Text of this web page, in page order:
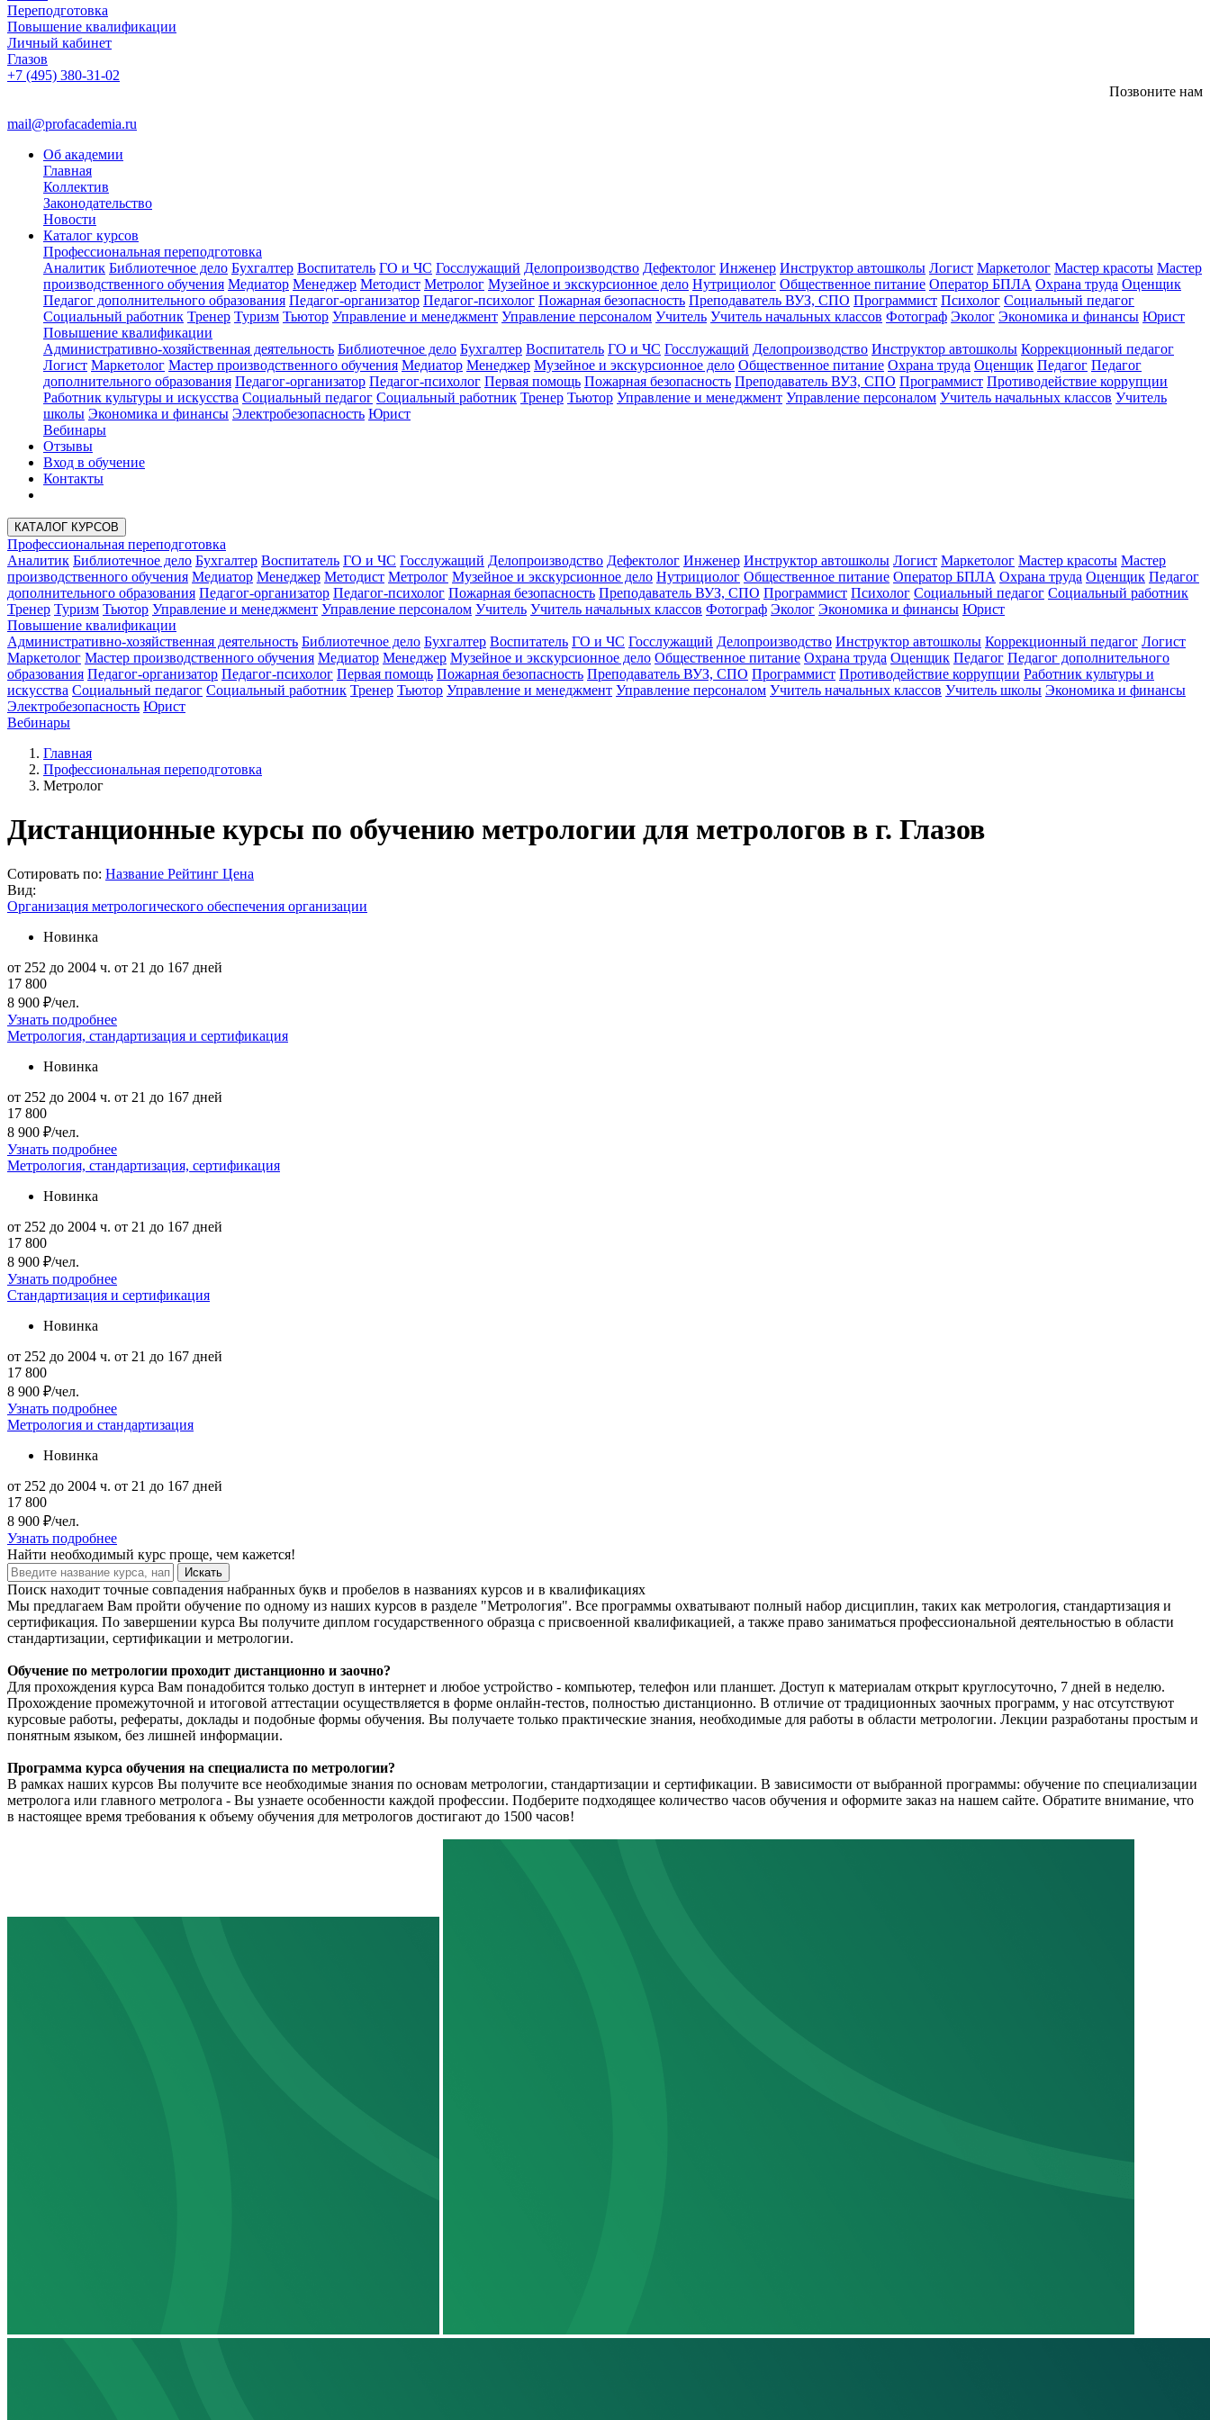
Переподготовка
Повышение квалификации
Личный кабинет
Глазов
+7 (495) 380-31-02
Позвоните нам
mail@profacademia.ru
Об академии
Главная
Коллектив
Законодательство
Новости
Каталог курсов
Профессиональная переподготовка
Аналитик Библиотечное дело Бухгалтер Воспитатель ГО и ЧС Госслужащий Делопроизводство Дефектолог Инженер Инструктор автошколы Логист Маркетолог Мастер красоты Мастер
производственного обучения Медиатор Менеджер Методист Метролог Музейное и экскурсионное дело Нутрициолог Общественное питание Оператор БПЛА Охрана труда Оценщик
Педагог дополнительного образования Педагог-организатор Педагог-психолог Пожарная безопасность Преподаватель ВУЗ, СПО Программист Психолог Социальный педагог
Социальный работник Тренер Туризм Тьютор Управление и менеджмент Управление персоналом Учитель Учитель начальных классов Фотограф Эколог Экономика и финансы Юрист
Повышение квалификации
Административно-хозяйственная деятельность Библиотечное дело Бухгалтер Воспитатель ГО и ЧС Госслужащий Делопроизводство Инструктор автошколы Коррекционный педагог
Логист Маркетолог Мастер производственного обучения Медиатор Менеджер Музейное и экскурсионное дело Общественное питание Охрана труда Оценщик Педагог Педагог
дополнительного образования Педагог-организатор Педагог-психолог Первая помощь Пожарная безопасность Преподаватель ВУЗ, СПО Программист Противодействие коррупции
Работник культуры и искусства Социальный педагог Социальный работник Тренер Тьютор Управление и менеджмент Управление персоналом Учитель начальных классов Учитель
школы Экономика и финансы Электробезопасность Юрист
Вебинары
Отзывы
Вход в обучение
Контакты
КАТАЛОГ КУРСОВ
Профессиональная переподготовка
Аналитик Библиотечное дело Бухгалтер Воспитатель ГО и ЧС Госслужащий Делопроизводство Дефектолог Инженер Инструктор автошколы Логист Маркетолог Мастер красоты Мастер
производственного обучения Медиатор Менеджер Методист Метролог Музейное и экскурсионное дело Нутрициолог Общественное питание Оператор БПЛА Охрана труда Оценщик Педагог
дополнительного образования Педагог-организатор Педагог-психолог Пожарная безопасность Преподаватель ВУЗ, СПО Программист Психолог Социальный педагог Социальный работник
Тренер Туризм Тьютор Управление и менеджмент Управление персоналом Учитель Учитель начальных классов Фотограф Эколог Экономика и финансы Юрист
Повышение квалификации
Административно-хозяйственная деятельность Библиотечное дело Бухгалтер Воспитатель ГО и ЧС Госслужащий Делопроизводство Инструктор автошколы Коррекционный педагог Логист
Маркетолог Мастер производственного обучения Медиатор Менеджер Музейное и экскурсионное дело Общественное питание Охрана труда Оценщик Педагог Педагог дополнительного
образования Педагог-организатор Педагог-психолог Первая помощь Пожарная безопасность Преподаватель ВУЗ, СПО Программист Противодействие коррупции Работник культуры и
искусства Социальный педагог Социальный работник Тренер Тьютор Управление и менеджмент Управление персоналом Учитель начальных классов Учитель школы Экономика и финансы
Электробезопасность Юрист
Вебинары
Главная
Профессиональная переподготовка
Метролог
Дистанционные курсы по обучению метрологии для метрологов в г. Глазов
Сотировать по: Название Рейтинг Цена
Вид:
Организация метрологического обеспечения организации
Новинка
от 252 до 2004 ч. от 21 до 167 дней
17 800
8 900 ₽/чел.
Узнать подробнее
Метрология, стандартизация и сертификация
Новинка
от 252 до 2004 ч. от 21 до 167 дней
17 800
8 900 ₽/чел.
Узнать подробнее
Метрология, стандартизация, сертификация
Новинка
от 252 до 2004 ч. от 21 до 167 дней
17 800
8 900 ₽/чел.
Узнать подробнее
Стандартизация и сертификация
Новинка
от 252 до 2004 ч. от 21 до 167 дней
17 800
8 900 ₽/чел.
Узнать подробнее
Метрология и стандартизация
Новинка
от 252 до 2004 ч. от 21 до 167 дней
17 800
8 900 ₽/чел.
Узнать подробнее
Найти необходимый курс проще, чем кажется!
Искать
Поиск находит точные совпадения набранных букв и пробелов в названиях курсов и в квалификациях
Мы предлагаем Вам пройти обучение по одному из наших курсов в разделе "Метрология". Все программы охватывают полный набор дисциплин, таких как метрология, стандартизация и
сертификация. По завершении курса Вы получите диплом государственного образца с присвоенной квалификацией, а также право заниматься профессиональной деятельностью в области
стандартизации, сертификации и метрологии.
Обучение по метрологии проходит дистанционно и заочно?
Для прохождения курса Вам понадобится только доступ в интернет и любое устройство - компьютер, телефон или планшет. Доступ к материалам открыт круглосуточно, 7 дней в неделю.
Прохождение промежуточной и итоговой аттестации осуществляется в форме онлайн-тестов, полностью дистанционно. В отличие от традиционных заочных программ, у нас отсутствуют
курсовые работы, рефераты, доклады и подобные формы обучения. Вы получаете только практические знания, необходимые для работы в области метрологии. Лекции разработаны простым и
понятным языком, без лишней информации.
Программа курса обучения на специалиста по метрологии?
В рамках наших курсов Вы получите все необходимые знания по основам метрологии, стандартизации и сертификации. В зависимости от выбранной программы: обучение по специализации
метролога или главного метролога - Вы узнаете особенности каждой профессии. Подберите подходящее количество часов обучения и оформите заказ на нашем сайте. Обратите внимание, что
в настоящее время требования к объему обучения для метрологов достигают до 1500 часов!